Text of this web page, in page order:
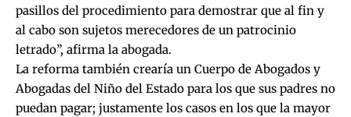
pasillos del procedimiento para demostrar que al fin y
al cabo son sujetos merecedores de un patrocinio
letrado”, afirma la abogada.
La reforma también crearía un Cuerpo de Abogados y
Abogadas del Niño del Estado para los que sus padres no
puedan pagar; justamente los casos en los que la mayor